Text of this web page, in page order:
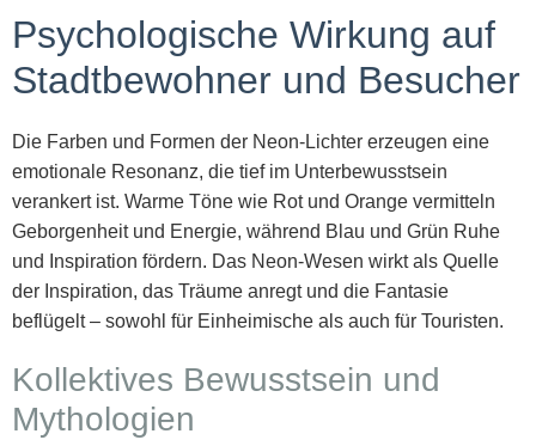
Psychologische Wirkung auf
Stadtbewohner und Besucher
Die Farben und Formen der Neon-Lichter erzeugen eine
emotionale Resonanz, die tief im Unterbewusstsein
verankert ist. Warme Töne wie Rot und Orange vermitteln
Geborgenheit und Energie, während Blau und Grün Ruhe
und Inspiration fördern. Das Neon-Wesen wirkt als Quelle
der Inspiration, das Träume anregt und die Fantasie
beflügelt – sowohl für Einheimische als auch für Touristen.
Kollektives Bewusstsein und
Mythologien